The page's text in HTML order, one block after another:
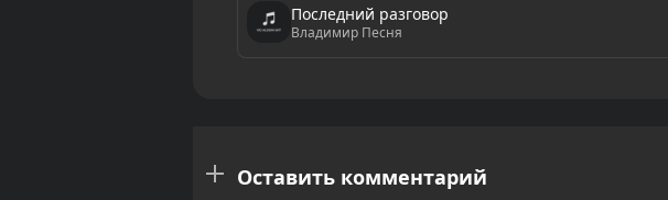
Последний разговор
Владимир Песня
Оставить комментарий